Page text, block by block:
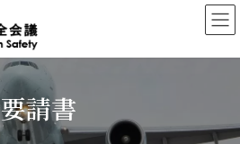
要請書